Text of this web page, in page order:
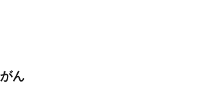
ん